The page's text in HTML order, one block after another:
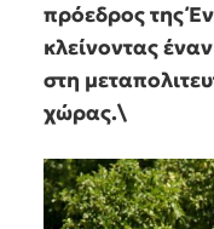
πρόεδρος της
κλείνοντας
στη
χώρας.\